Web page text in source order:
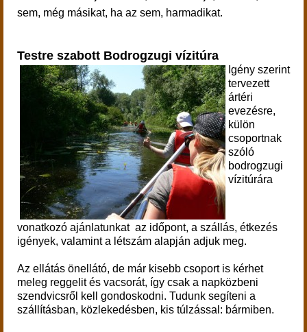
sem, még másikat, ha az sem, harmadikat.
Testre szabott Bodrogzugi vízitúra
Igény szerint
tervezett
ártéri
evezésre,
külön
csoportnak
szóló
bodrogzugi
vízitúrára
vonatkozó ajánlatunkat az időpont, a szállás, étkezés
igények, valamint a létszám alapján adjuk meg.
Az ellátás önellátó, de már kisebb csoport is kérhet
meleg reggelit és vacsorát, így csak a napközbeni
szendvicsről kell gondoskodni. Tudunk segíteni a
szállításban, közlekedésben, kis túlzással: bármiben.